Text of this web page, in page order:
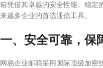
箱凭借其卓越的安全性能、稳定
来越多企业的首选通信工具。
一、安全可靠，保
网易企业邮箱采用国际顶级加密